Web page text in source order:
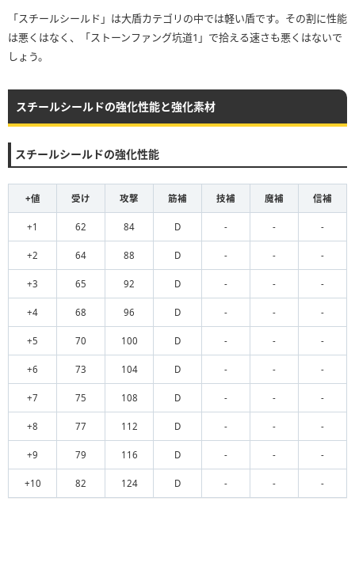
「スチールシールド」は大盾カテゴリの中では軽い盾です。その割に性能
は悪くはなく、「ストーンファング坑道1」で拾える速さも悪くはないで
しょう。
スチールシールドの強化性能と強化素材
スチールシールドの強化性能
+値 受け 攻撃 筋補 技補 魔補 信補
+1 62 84 D - - -
+2 64 88 D - - -
+3 65 92 D - - -
+4 68 96 D - - -
+5 70 100 D - - -
+6 73 104 D - - -
+7 75 108 D - - -
+8 77 112 D - - -
+9 79 116 D - - -
+10 82 124 D - - -